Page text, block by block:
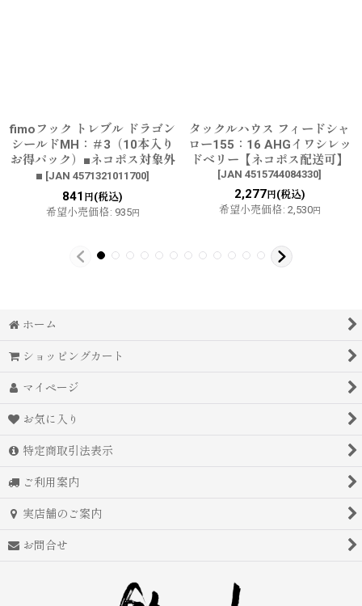
fimoフック トレブル ドラゴン
シールドMH：＃3（10本入り
お得パック）■ネコポス対象外
■ [JAN 4571321011700]
841 円(税込)
希望小売価格: 935円
タックルハウス フィードシャ
ロー155：16 AHGイワシレッ
ドベリー【ネコポス配送可】
[JAN 4515744084330]
2,277円(税込)
希望小売価格: 2,530円
ホーム
ショッピングカート
マイページ
お気に入り
特定商取引法表示
ご利用案内
実店舗のご案内
お問合せ